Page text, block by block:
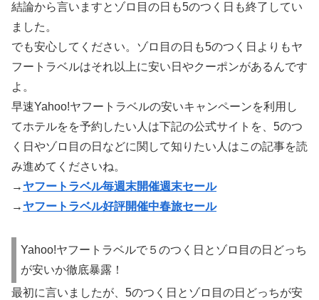
結論から言いますとゾロ目の日も5のつく日も終了してい
ました。
でも安心してください。ゾロ目の日も5のつく日よりもヤ
フートラベルはそれ以上に安い日やクーポンがあるんです
よ。
早速Yahoo!ヤフートラベルの安いキャンペーンを利用し
てホテルをを予約したい人は下記の公式サイトを、5のつ
く日やゾロ目の日などに関して知りたい人はこの記事を読
み進めてくださいね。
→ ヤフートラベル毎週末開催週末セール
→ ヤフートラベル好評開催中春旅セール
Yahoo!ヤフートラベルで５のつく日とゾロ目の日どっち
が安いか徹底暴露！
最初に言いましたが、5のつく日とゾロ目の日どっちが安